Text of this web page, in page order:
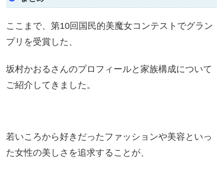
ここまで、 第10回国民的美魔女コンテストでグラン
プリを受賞した、
坂村かおるさんのプロフィールと家族構成について
ご紹介してきました。
若いころから好きだったファッションや美容といっ
た女性の美しさを追求することが、